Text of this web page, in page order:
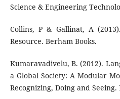
Science & Engineering
Collins, P & Gallinat, A
Resource. Berham Books.
Kumaravadivelu, B. (2012).
a Global Society: A Modular
Recognizing, Doing and Seeing.